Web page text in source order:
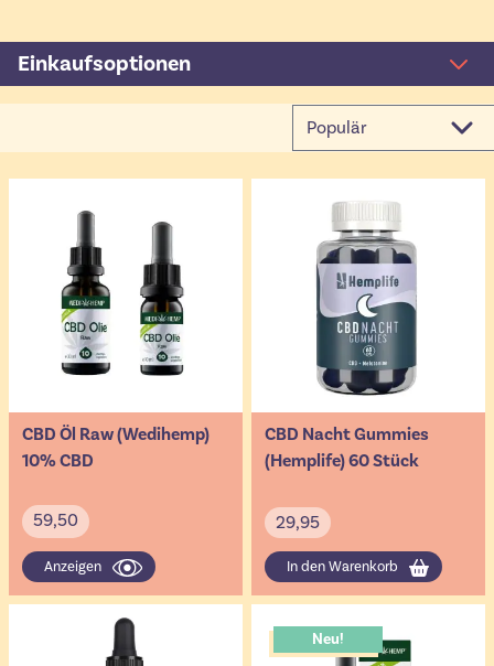
Einkaufsoptionen
CBD Öl Raw (Wedihemp)
10% CBD
59,50
Anzeigen
CBD Nacht Gummies
(Hemplife) 60 Stück
29,95
In den Warenkorb
Neu!